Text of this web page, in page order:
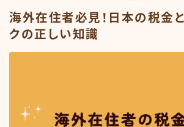
海外在住者必見！日本の税金
クの正しい知識